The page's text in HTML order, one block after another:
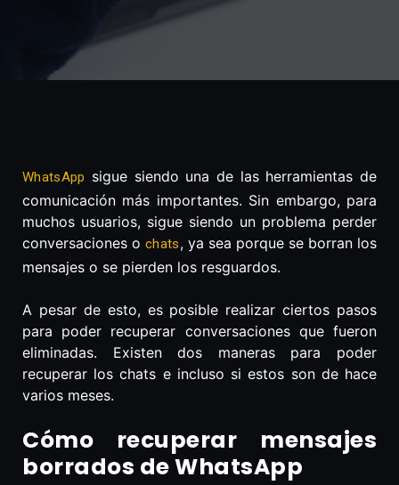
WhatsApp sigue siendo una de las herramientas de
comunicación más importantes. Sin embargo, para
muchos usuarios, sigue siendo un problema perder
conversaciones ochats, ya sea porque se borran los
mensajes o se pierden los resguardos.
A pesar de esto, es posible realizar ciertos pasos
para poder recuperar conversaciones que fueron
eliminadas. Existen dos maneras para poder
recuperar los chats e incluso si estos son de hace
varios meses.
Cómo recuperar mensajes
borrados de WhatsApp